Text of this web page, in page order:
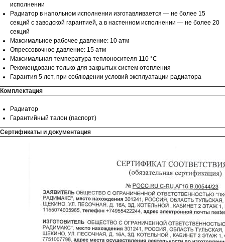
исполнении
Радиатор в напольном исполнении изготавливается — не более 15
секций с заводской гарантией, а в настенном исполнении — не более 20
секций
Максимальное рабочее давление: 10 атм
Опрессовочное давление: 15 атм
Максимальная температура теплоносителя 110 °С
Рекомендовано только для закрытых систем отопления
Гарантия 5 лет, при соблюдении условий эксплуатации радиатора
Комплектация
Радиатор
Гарантийный талон (паспорт)
Сертификаты и документация